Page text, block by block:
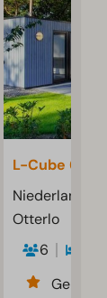
L-Cube 6
Niederlande,
Otterlo
6